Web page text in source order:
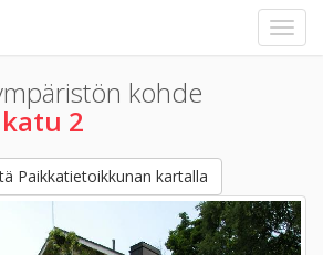
kohde
2
Paikkatietoikkunan kartalla